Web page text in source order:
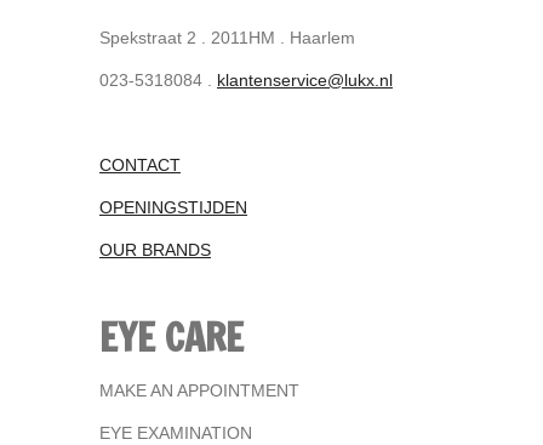
Spekstraat 2 . 2011HM . Haarlem
023-5318084 . klantenservice@lukx.nl
CONTACT
OPENINGSTIJDEN
OUR BRANDS
EYE CARE
MAKE AN APPOINTMENT
EYE EXAMINATION